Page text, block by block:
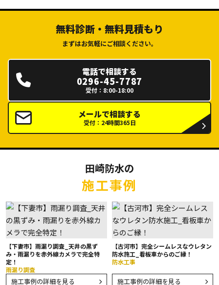
無料診断・無料見積もり
まずはお気軽にご相談ください。
電話で相談する
0296-45-7787
受付：8:00-18:00
メールで相談する
受付：24時間365日
田崎防水の
施工事例
【下妻市】雨漏り調査_天井の黒ず
み・雨漏りを赤外線カメラで完全特
定！
雨漏り調査
施工事例の詳細を見る
【古河市】完全シームレスなウレタン
防水施工_看板車からのご縁！
防水工事
施工事例の詳細を見る